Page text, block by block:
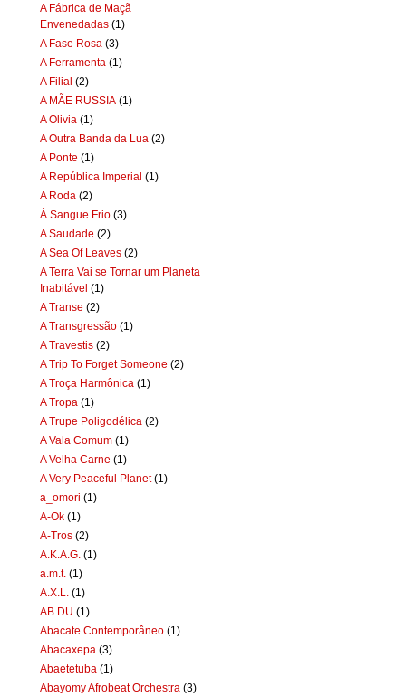
A Fábrica de Maçã
Envenedadas (1)
A Fase Rosa (3)
A Ferramenta (1)
A Filial (2)
A MÃE RUSSIA (1)
A Olivia (1)
A Outra Banda da Lua (2)
A Ponte (1)
A República Imperial (1)
A Roda (2)
À Sangue Frio (3)
A Saudade (2)
A Sea Of Leaves (2)
A Terra Vai se Tornar um Planeta
Inabitável (1)
A Transe (2)
A Transgressão (1)
A Travestis (2)
A Trip To Forget Someone (2)
A Troça Harmônica (1)
A Tropa (1)
A Trupe Poligodélica (2)
A Vala Comum (1)
A Velha Carne (1)
A Very Peaceful Planet (1)
a_omori (1)
A-Ok (1)
A-Tros (2)
A.K.A.G. (1)
a.m.t. (1)
A.X.L.
(1)
AB.DU (1)
Abacate Contemporâneo (1)
Abacaxepa (3)
Abaetetuba (1)
Abayomy Afrobeat Orchestra (3)